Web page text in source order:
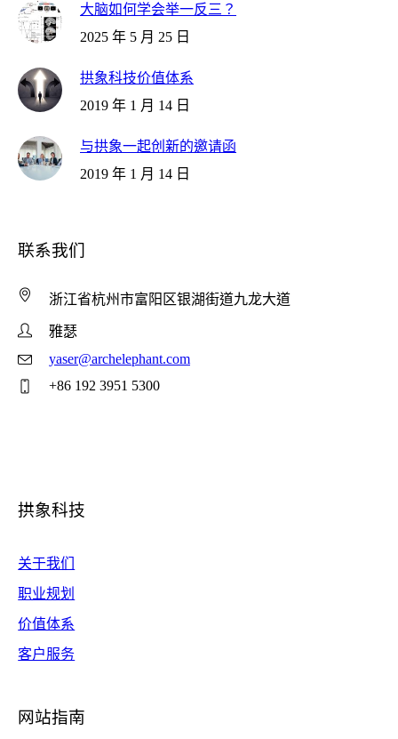
大脑如何学会举一反三？
2025 年 5 月 25 日
拱象科技价值体系
2019 年 1 月 14 日
与拱象一起创新的邀请函
2019 年 1 月 14 日
联系我们
浙江省杭州市富阳区银湖街道九龙大道
雅瑟
yaser@archelephant.com
+86 192 3951 5300
拱象科技
关于我们
职业规划
价值体系
客户服务
网站指南